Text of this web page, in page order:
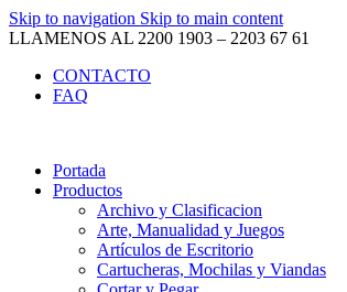
Skip to navigation Skip to main content
LLAMENOS AL 2200 1903 – 2203 67 61
CONTACTO
FAQ
Portada
Productos
Archivo y Clasificacion
Arte, Manualidad y Juegos
Artículos de Escritorio
Cartucheras, Mochilas y Viandas